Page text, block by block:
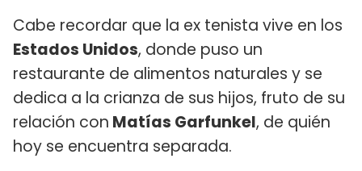
Cabe recordar que la ex tenista vive en los
Estados Unidos, donde puso un
restaurante de alimentos naturales y se
dedica a la crianza de sus hijos, fruto de su
relación con Matías Garfunkel, de quién
hoy se encuentra separada.